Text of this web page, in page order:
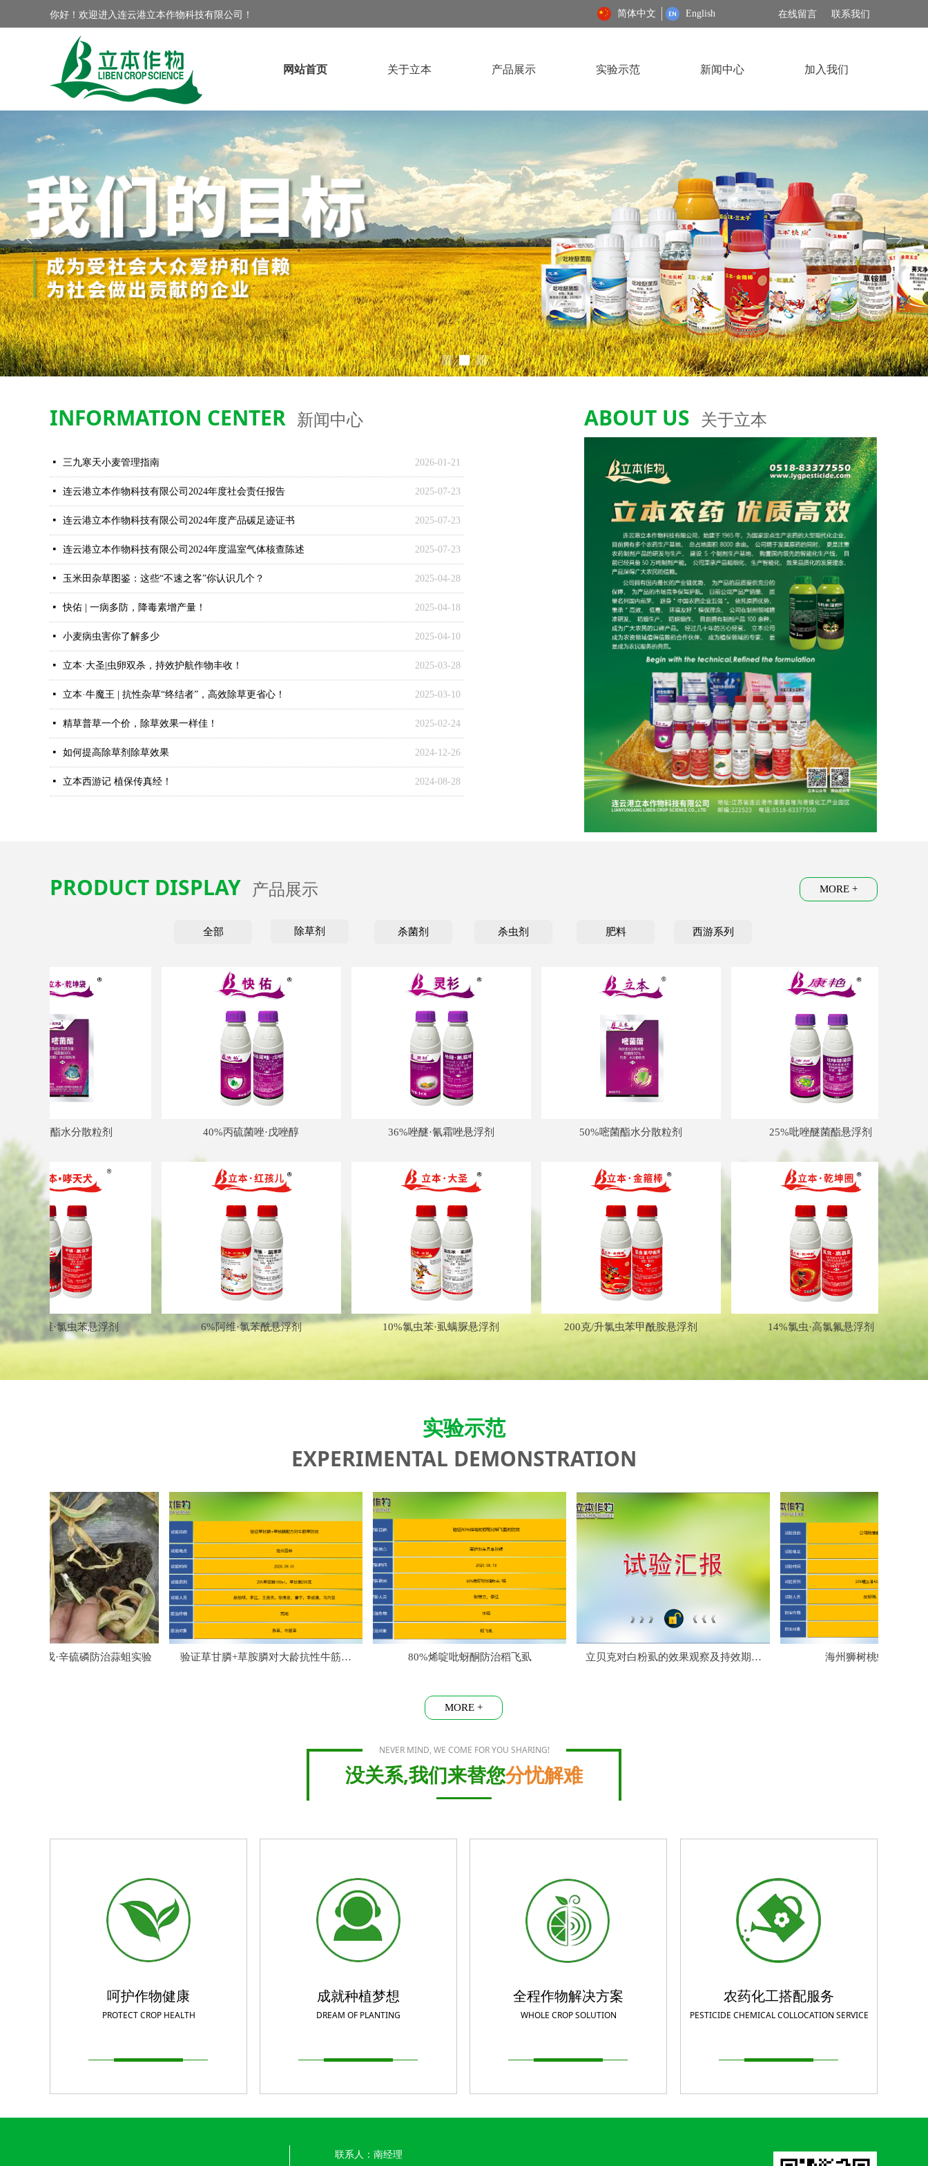
你好！欢迎进入连云港立本作物科技有限公司！ 简体中文 English 在线留言 联系我们
网站首页 关于立本 产品展示 实验示范 新闻中心 加入我们
ꂃ ꁹ
INFORMATION CENTER 新闻中心
2026-01-21
넷 三九寒天小麦管理指南
2025-07-23
넷 连云港立本作物科技有限公司2024年度社会责任报告
2025-07-23
넷 连云港立本作物科技有限公司2024年度产品碳足迹证书
2025-07-23
넷 连云港立本作物科技有限公司2024年度温室气体核查陈述
2025-04-28
넷 玉米田杂草图鉴：这些“不速之客”你认识几个？
2025-04-18
넷 快佑 | 一病多防，降毒素增产量！
2025-04-10
넷 小麦病虫害你了解多少
2025-03-28
넷 立本·大圣|虫卵双杀，持效护航作物丰收！
2025-03-10
넷 立本·牛魔王 | 抗性杂草“终结者”，高效除草更省心！
2025-02-24
넷 精草普草一个价，除草效果一样佳！
2024-12-26
넷 如何提高除草剂除草效果
2024-08-28
넷 立本西游记 植保传真经！
ABOUT US 关于立本
PRODUCT DISPLAY 产品展示
全部 西游系列
杀菌剂 杀虫剂
除草剂 肥料
MORE +
酯水分散粒剂 40%丙硫菌唑·戊唑醇 36%唑醚·氰霜唑悬浮剂 50%嘧菌酯水分散粒剂 25%吡唑醚菌酯悬浮剂
浮剂
·氯虫苯悬浮剂 6%阿维·氯苯酰悬浮剂 10%氯虫苯·虱螨脲悬浮剂 200克/升氯虫苯甲酰胺悬浮剂 14%氯虫·高氯氟悬浮剂
剂
联袋
实验示范
EXPERIMENTAL DEMONSTRATION
·辛硫磷防治蒜蛆实验
验证草甘膦+草胺膦对大龄抗性牛筋草
80%烯啶吡蚜酮防治稻飞虱
立贝克对白粉虱的效果观察及持效期观
海州狮树桃蚜试验汇报
MORE +
NEVER MIND, WE COME FOR YOU SHARING!
没关系,我们来替您分忧解难
呵护作物健康
PROTECT CROP HEALTH
成就种植梦想
DREAM OF PLANTING
全程作物解决方案
WHOLE CROP SOLUTION
农药化工搭配服务
PESTICIDE CHEMICAL COLLOCATION SERVICE
联系人：南经理